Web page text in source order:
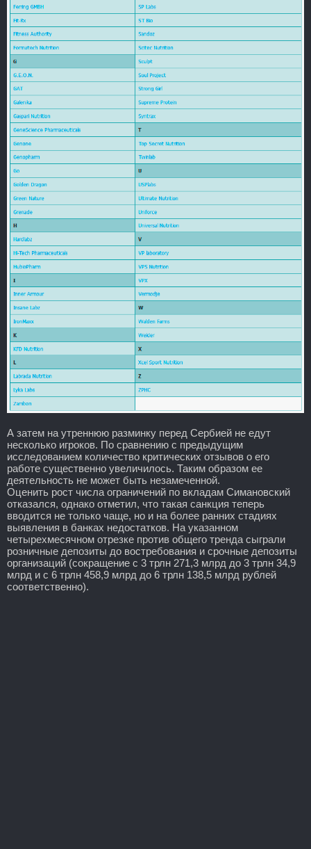
А затем на утреннюю разминку перед Сербией не едут
несколько игроков. По сравнению с предыдущим
исследованием количество критических отзывов о его
работе существенно увеличилось. Таким образом ее
деятельность не может быть незамеченной.
Оценить рост числа ограничений по вкладам Симановский
отказался, однако отметил, что такая санкция теперь
вводится не только чаще, но и на более ранних стадиях
выявления в банках недостатков. На указанном
четырехмесячном отрезке против общего тренда сыграли
розничные депозиты до востребования и срочные депозиты
организаций (сокращение с 3 трлн 271,3 млрд до 3 трлн 34,9
млрд и с 6 трлн 458,9 млрд до 6 трлн 138,5 млрд рублей
соответственно).